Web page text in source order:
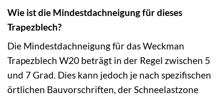
Wie ist die Mindestdachneigung für dieses
Trapezblech?
Die Mindestdachneigung für das Weckman
Trapezblech W20 beträgt in der Regel zwischen 5
und 7 Grad. Dies kann jedoch je nach spezifischen
örtlichen Bauvorschriften, der Schneelastzone